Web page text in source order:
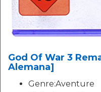
God Of War 3
Alemana]
Genre:Aventure